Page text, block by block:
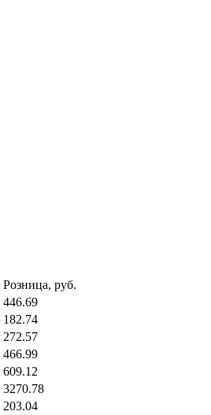
Розница, руб.
446.69
182.74
272.57
466.99
609.12
3270.78
203.04